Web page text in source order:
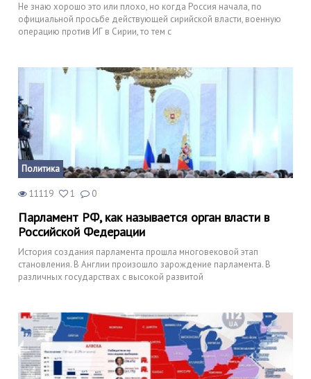
Не знаю хорошо это или плохо, но когда Россия начала, по
официальной просьбе действующей сирийской власти, военную
операцию против ИГ в Сирии, то тем с
Политика
11119 1 0
Парламент РФ, как называется орган власти в
Российской Федерации
История создания парламента прошла многовековой этап
становления. В Англии произошло зарождение парламента. В
различных государствах с высокой развитой